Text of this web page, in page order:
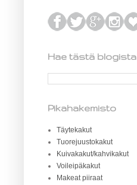
Hae tästä blogista
Pikahakemisto
Täytekakut
Tuorejuustokakut
Kuivakakut/kahvikakut
Voileipäkakut
Makeat piiraat